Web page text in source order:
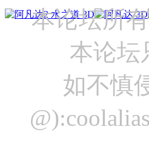
本论坛所
本论坛
如不慎